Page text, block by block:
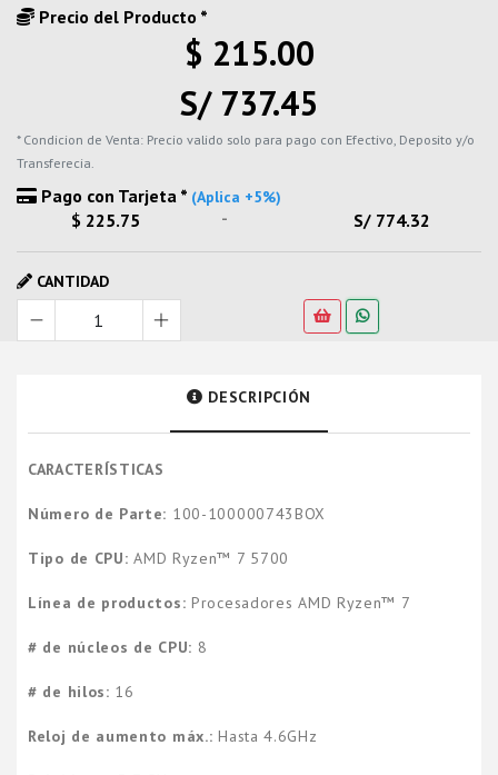
Precio del Producto *
$ 215.00
S/ 737.45
* Condicion de Venta: Precio valido solo para pago con Efectivo, Deposito y/o
Transferecia.
Pago con Tarjeta * (Aplica +5%)
$ 225.75 - S/ 774.32
CANTIDAD
DESCRIPCIÓN
CARACTERÍSTICAS
Número de Parte: 100-100000743BOX
Tipo de CPU: AMD Ryzen™ 7 5700
Línea de productos: Procesadores AMD Ryzen™ 7
# de núcleos de CPU: 8
# de hilos: 16
Reloj de aumento máx.: Hasta 4.6GHz